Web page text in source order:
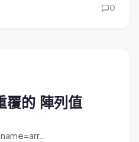
0
覆的 陣列值